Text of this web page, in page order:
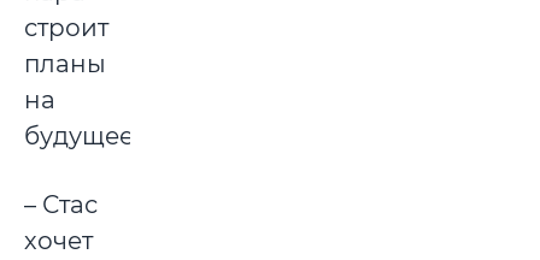
строит
планы
на
будущее.
– Стас
хочет